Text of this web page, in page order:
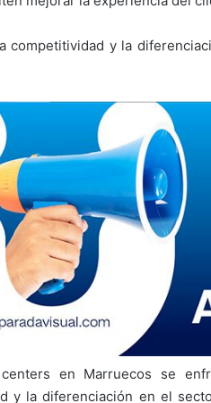
competitividad y la
en Marruecos se
y la diferenciación en el